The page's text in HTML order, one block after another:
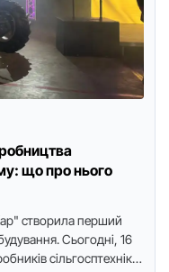
що про нього
створила перший
Сьогодні, 16
сільгосптехніки